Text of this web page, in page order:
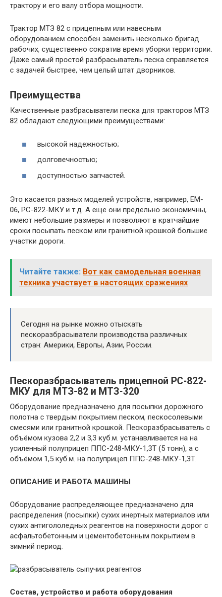
трактору и его валу отбора мощности.
Трактор МТЗ 82 с прицепным или навесным
оборудованием способен заменить несколько бригад
рабочих, существенно сократив время уборки территории.
Даже самый простой разбрасыватель песка справляется
с задачей быстрее, чем целый штат дворников.
Преимущества
Качественные разбрасыватели песка для тракторов МТЗ
82 обладают следующими преимуществами:
высокой надежностью;
долговечностью;
доступностью запчастей.
Это касается разных моделей устройств, например, EM-
06, РС-822-МКУ и т.д. А еще они предельно экономичны,
имеют небольшие размеры и позволяют в кратчайшие
сроки посыпать песком или гранитной крошкой большие
участки дороги.
Читайте также: Вот как самодельная военная
техника участвует в настоящих сражениях
Сегодня на рынке можно отыскать
пескоразбрасыватели производства различных
стран: Америки, Европы, Азии, России.
Пескоразбрасыватель прицепной РС-822-
МКУ для МТЗ-82 и МТЗ-320
Оборудование предназначено для посыпки дорожного
полотна с твердым покрытием песком, пескосолевыми
смесями или гранитной крошкой. Пескоразбрасыватель с
объёмом кузова 2,2 и 3,3 куб.м. устанавливается на на
усиленный полуприцеп ППС-248-МКУ-1,3Т (5 тонн), а с
объёмом 1,5 куб.м. на полуприцеп ППС-248-МКУ-1,3Т.
ОПИСАНИЕ И РАБОТА МАШИНЫ
Оборудование распределяющее предназначено для
распределения (посыпки) сухих инертных материалов или
сухих антигололедных реагентов на поверхности дорог с
асфальтобетонным и цементобетонным покрытием в
зимний период.
Состав, устройство и работа оборудования